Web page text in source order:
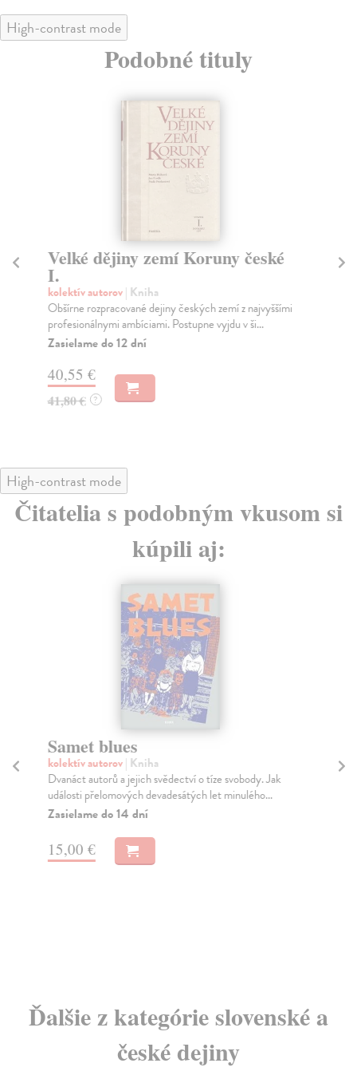
High-contrast mode
Podobné tituly
Velké dějiny zemí Koruny české
I.
kolektív autorov| Kniha
Obšírne rozpracované dejiny českých zemí z najvyššími
profesionálnymi ambíciami. Postupne vyjdu v ši...
Zasielame do 12 dní
40,55 €
41,80 € ?
V.
High-contrast mode
Čitatelia s podobným vkusom si
kúpili aj:
Samet blues
kolektív autorov| Kniha
Dvanáct autorů a jejich svědectví o tíze svobody. Jak
události přelomových devadesátých let minulého...
Zasielame do 14 dní
15,00 €
Ďalšie z kategórie slovenské a
české dejiny